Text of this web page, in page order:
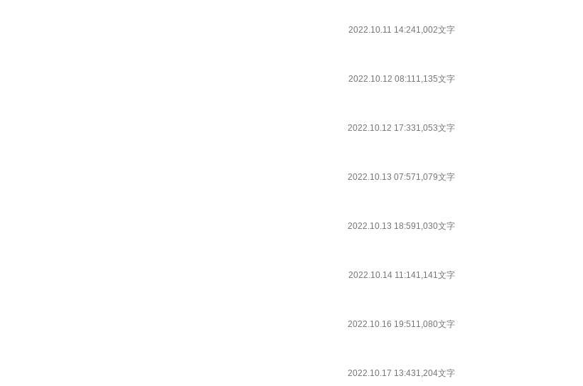
2022.10.11 14:241,002文字
2022.10.12 08:111,135文字
2022.10.12 17:331,053文字
2022.10.13 07:571,079文字
2022.10.13 18:591,030文字
2022.10.14 11:141,141文字
2022.10.16 19:511,080文字
2022.10.17 13:431,204文字